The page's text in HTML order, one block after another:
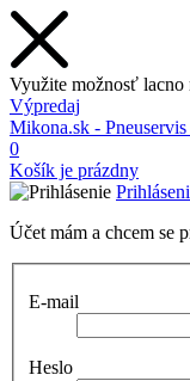
Využite možnosť
Výpredaj
Mikona.sk -
0
Košík je prázdny
Účet mám a chcem se
E-mail
Heslo